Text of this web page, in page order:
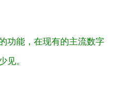
功能，在现有的主流数字
见。